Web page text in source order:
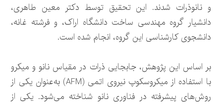
و نانوذرات شدند. این تحقیق توسط دکتر معین طاهری،
دانشیار گروه مهندسی ساخت دانشگاه اراک، و فرشته غانه،
دانشجوی کارشناسی این گروه، انجام شده است.
بر اساس این پژوهش، جابجایی ذرات در مقیاس نانو و میکرو
با استفاده از میکروسکوپ نیروی اتمی (AFM) به‌عنوان یکی از
روش‌های پیشرفته در فناوری نانو شناخته می‌شود. یکی از